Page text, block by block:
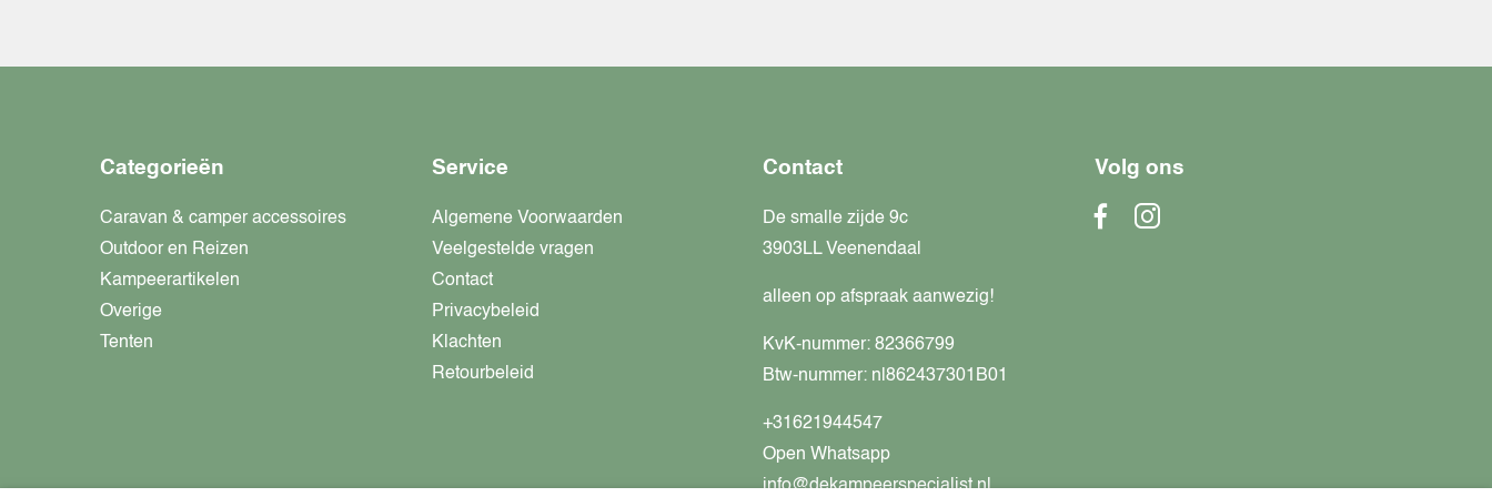
Categorieën
Caravan & camper accessoires
Outdoor en Reizen
Kampeerartikelen
Overige
Tenten
Service
Algemene Voorwaarden
Veelgestelde vragen
Contact
Privacybeleid
Klachten
Retourbeleid
Contact
De smalle zijde 9c
3903LL Veenendaal
alleen op afspraak aanwezig!
KvK-nummer: 82366799
Btw-nummer: nl862437301B01
+31621944547
Open Whatsapp
info@dekampeerspecialist.nl
Volg ons